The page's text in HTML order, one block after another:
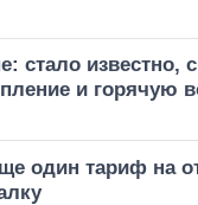
стало известно,
и горячую
один тариф на